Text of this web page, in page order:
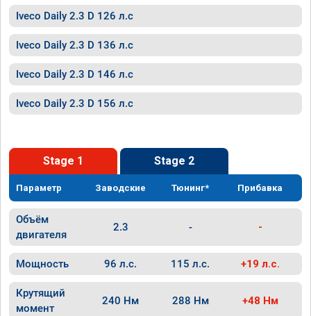
Iveco Daily 2.3 D 126 л.с
Iveco Daily 2.3 D 136 л.с
Iveco Daily 2.3 D 146 л.с
Iveco Daily 2.3 D 156 л.с
Stage 1 Stage 2
Параметр Заводские Тюнинг* Прибавка
Объём
двигателя
2.3 - -
Мощность 96 л.с. 115 л.с. +19 л.с.
Крутящий
момент
240 Нм 288 Нм +48 Нм